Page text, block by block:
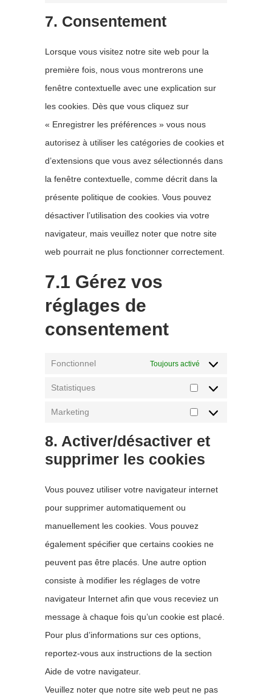
7. Consentement
Lorsque vous visitez notre site web pour la
première fois, nous vous montrerons une
fenêtre contextuelle avec une explication sur
les cookies. Dès que vous cliquez sur
« Enregistrer les préférences » vous nous
autorisez à utiliser les catégories de cookies et
d’extensions que vous avez sélectionnés dans
la fenêtre contextuelle, comme décrit dans la
présente politique de cookies. Vous pouvez
désactiver l’utilisation des cookies via votre
navigateur, mais veuillez noter que notre site
web pourrait ne plus fonctionner correctement.
7.1 Gérez vos
réglages de
consentement
Fonctionnel Toujours activé
Statistiques
Statistiques
Marketing
Marketing
8. Activer/désactiver et
supprimer les cookies
Vous pouvez utiliser votre navigateur internet
pour supprimer automatiquement ou
manuellement les cookies. Vous pouvez
également spécifier que certains cookies ne
peuvent pas être placés. Une autre option
consiste à modifier les réglages de votre
navigateur Internet afin que vous receviez un
message à chaque fois qu’un cookie est placé.
Pour plus d’informations sur ces options,
reportez-vous aux instructions de la section
Aide de votre navigateur.
Veuillez noter que notre site web peut ne pas